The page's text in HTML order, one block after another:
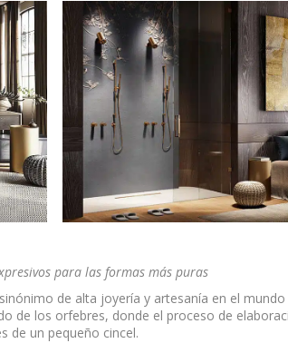
para las formas más puras
de alta joyería y artesanía en el
de los orfebres, donde el proceso de
de un pequeño cincel.